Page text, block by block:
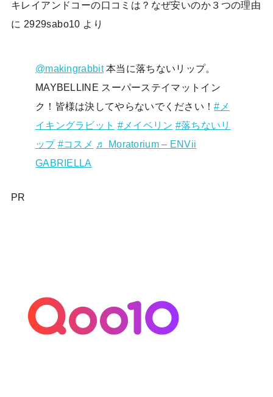
キレイアンドコーの口コミは？なぜ安いのか３つの理由
に 2929sabo10 より
@makingrabbit本当に落ちないリップ。
MAYBELLINE スーパーステイマットイン
ク！皆様は決してやらないでください！#メ
イキングラビット #メイベリン #落ちないリ
ップ #コスメ ♬ Moratorium – ENVii
GABRIELLA
PR